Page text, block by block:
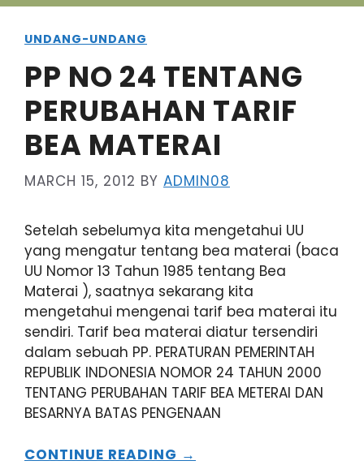
UNDANG-UNDANG
PP NO 24 TENTANG
PERUBAHAN TARIF
BEA MATERAI
MARCH 15, 2012 BY ADMIN08
Setelah sebelumya kita mengetahui UU
yang mengatur tentang bea materai (baca
UU Nomor 13 Tahun 1985 tentang Bea
Materai ), saatnya sekarang kita
mengetahui mengenai tarif bea materai itu
sendiri. Tarif bea materai diatur tersendiri
dalam sebuah PP. PERATURAN PEMERINTAH
REPUBLIK INDONESIA NOMOR 24 TAHUN 2000
TENTANG PERUBAHAN TARIF BEA METERAI DAN
BESARNYA BATAS PENGENAAN
CONTINUE READING →